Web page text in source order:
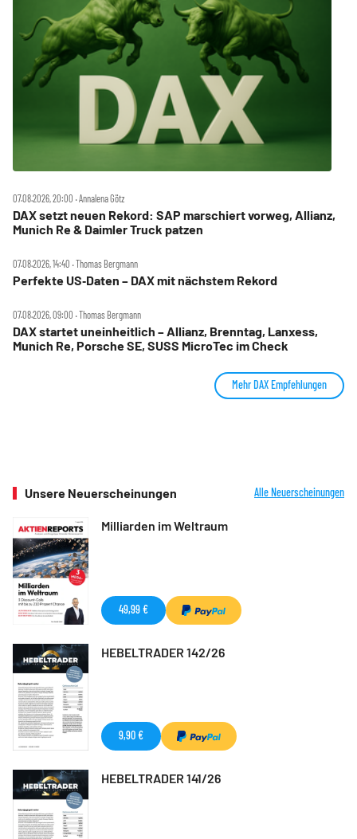
07.08.2026, 20:00 ‧ Annalena Götz
DAX setzt neuen Rekord: SAP marschiert vorweg, Allianz,
Munich Re & Daimler Truck patzen
07.08.2026, 14:40 ‧ Thomas Bergmann
Perfekte US‑Daten – DAX mit nächstem Rekord
07.08.2026, 09:00 ‧ Thomas Bergmann
DAX startet uneinheitlich – Allianz, Brenntag, Lanxess,
Munich Re, Porsche SE, SUSS MicroTec im Check
Mehr DAX Empfehlungen
Unsere Neuerscheinungen Alle Neuerscheinungen
Milliarden im Weltraum
49,99 €
HEBELTRADER 142/26
9,90 €
HEBELTRADER 141/26